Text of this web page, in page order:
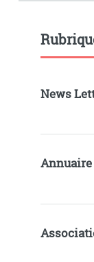
News
Annuaire